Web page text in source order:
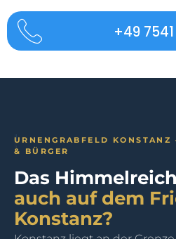
+49
URNENGRABFELD
& BÜRGER
Das
auch auf dem
Konstanz?